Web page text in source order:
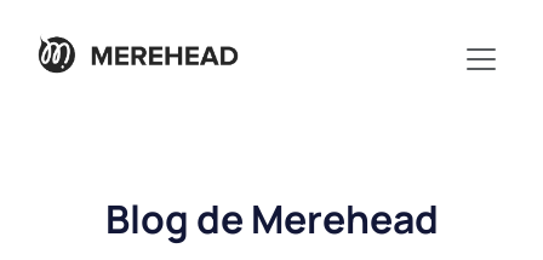
Blog de Merehead